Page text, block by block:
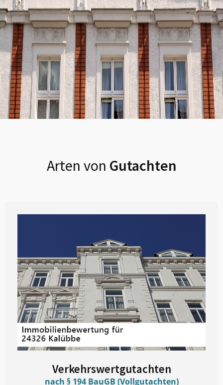
Arten von Gutachten
Verkehrswertgutachten
nach § 194 BauGB (Vollgutachten)